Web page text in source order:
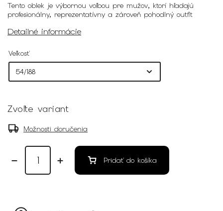
Tento oblek je výbornou voľbou pre mužov, ktorí hľadajú
profesionálny, reprezentatívny a zároveň pohodlný outfit
Detailné informácie
Veľkosť
Zvoľte variant
Možnosti doručenia
Pridať do košíka